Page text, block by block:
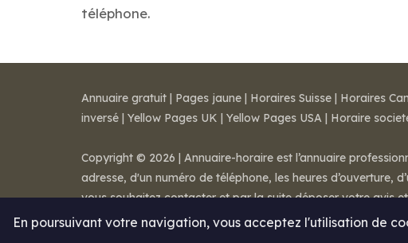
téléphone.
En poursuivant votre navigation, vous acceptez l'utilisation de
Annuaire gratuit | Pages jaune | Horaires Suisse | Horaires
inversé | Yellow Pages UK | Yellow Pages USA | Horaire
Copyright © 2026 | Annuaire-horaire est l’annuaire
adresse, d'un numéro de téléphone, les heures d’ouverture,
vous souhaitez contacter et par la suite déposer votre avis
Mentions légales-Conditions de ventes- Contact